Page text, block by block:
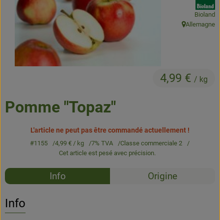
Produits de boulangerie
Produits naturels
Boissons
Qui sommes nous
Pomme "Topaz"
4,99 € / kg
Bioland
, Origine:
Allemagne
L'article ne peut pas être commandé actuellement !
#1155 4,99 € / kg 7% TVA
Classe commerciale 2
Cet article est pesé avec précision.
Recettes
Info Origine
Info